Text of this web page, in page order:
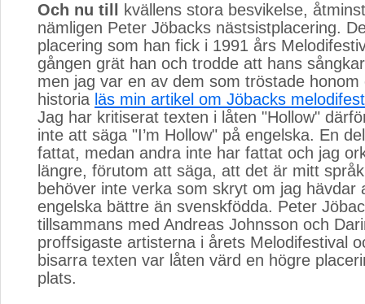
Och nu till
kvällens stora besvikelse,
nämligen Peter Jöbacks nästsistplacering.
placering som han fick i 1991 års
gången grät han och trodde att hans
men jag var en av dem som tröstade
historia läs min artikel om Jöbacks
Jag har kritiserat texten i låten "Hollow"
inte att säga "I’m Hollow" på engelska. En
fattat, medan andra inte har fattat och jag
längre, förutom att säga, att det är mitt
behöver inte verka som skryt om jag hävdar
engelska bättre än svenskfödda. Peter
tillsammans med Andreas Johnsson och
proffsigaste artisterna i årets Melodifestival
bisarra texten var låten värd en högre
plats.